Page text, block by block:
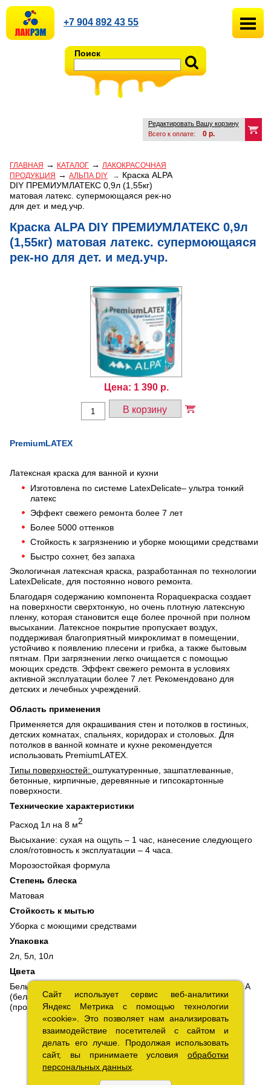
Поиск
+7 904 892 43 55
Редактировать Вашу корзину
Всего к оплате:
0 р.
ГЛАВНАЯ → КАТАЛОГ → ЛАКОКРАСОЧНАЯ
ПРОДУКЦИЯ → АЛЬПА DIY → Краска ALPA
DIY ПРЕМИУМЛАТЕКС 0,9л (1,55кг)
матовая латекс. супермоющаяся рек-но
для дет. и мед.учр.
Краска ALPA DIY ПРЕМИУМЛАТЕКС 0,9л
(1,55кг) матовая латекс. супермоющаяся
рек-но для дет. и мед.учр.
Цена: 1 390р.
В корзину
PremiumLATEX
Латексная краска для ванной и кухни
Изготовлена по системе LatexDelicate– ультра тонкий
латекс
Эффект свежего ремонта более 7 лет
Более 5000 оттенков
Стойкость к загрязнению и уборке моющими средствами
Быстро сохнет, без запаха
Экологичная латексная краска, разработанная по технологии
LatexDelicate, для постоянно нового ремонта.
Благодаря содержанию компонента Ropaqueкраска создает
на поверхности сверхтонкую, но очень плотную латексную
пленку, которая становится еще более прочной при полном
высыхании. Латексное покрытие пропускает воздух,
поддерживая благоприятный микроклимат в помещении,
устойчиво к появлению плесени и грибка, а также бытовым
пятнам. При загрязнении легко очищается с помощью
моющих средств. Эффект свежего ремонта в условиях
активной эксплуатации более 7 лет. Рекомендовано для
детских и лечебных учреждений.
Область применения
Применяется для окрашивания стен и потолков в гостиных,
детских комнатах, спальнях, коридорах и столовых. Для
потолков в ванной комнате и кухне рекомендуется
использовать PremiumLATEX.
Типы поверхностей: оштукатуренные, зашпатлеванные,
бетонные, кирпичные, деревянные и гипсокартонные
поверхности.
Технические характеристики
Расход 1л на 8 м2
Высыхание: сухая на ощупь – 1 час, нанесение следующего
слоя/готовность к эксплуатации – 4 часа.
Морозостойкая формула
Степень блеска
Матовая
Стойкость к мытью
Уборка с моющими средствами
Упаковка
2л, 5л, 10л
Цвета
Белый. Для компьютерной колеровки выпускается в базах А
(белая) – для колеровки в светлые пастельные тона и С
(прозрачная) – в темные и насыщенные тона
Сайт использует сервис веб-аналитики
Яндекс Метрика с помощью технологии
«cookie». Это позволяет нам анализировать
взаимодействие посетителей с сайтом и
делать его лучше. Продолжая использовать
сайт, вы принимаете условия обработки
персональных данных
Сайт использует сервис веб-аналитики
Яндекс Метрика с помощью технологии
«cookie». Это позволяет нам анализировать
взаимодействие посетителей с сайтом и
делать его лучше. Продолжая использовать
сайт, вы принимаете условия обработки
персональных данных